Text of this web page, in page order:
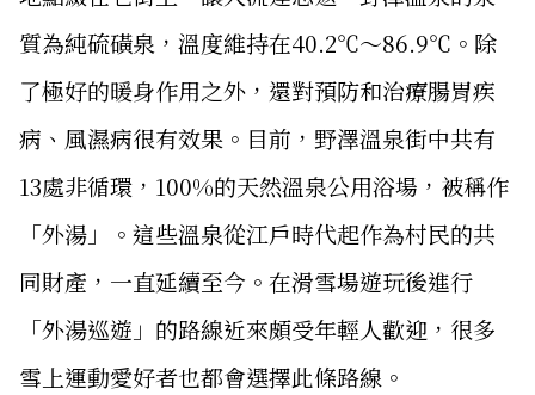
質為純硫磺泉，溫度維持在40.2℃〜86.9℃。除
了極好的暖身作用之外，還對預防和治療腸胃疾
病、風濕病很有效果。目前，野澤溫泉街中共有
13處非循環，100%的天然溫泉公用浴場，被稱作
「外湯」。這些溫泉從江戶時代起作為村民的共
同財產，一直延續至今。在滑雪場遊玩後進行
「外湯巡遊」的路線近來頗受年輕人歡迎，很多
雪上運動愛好者也都會選擇此條路線。